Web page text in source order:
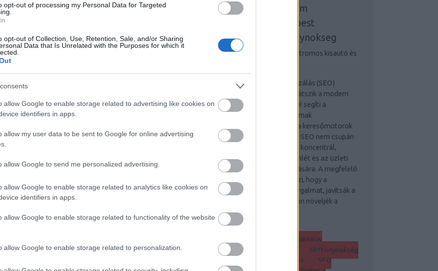
opt-out of processing my Personal Data for Targeted
opt-out of Collection, Use, Retention, Sale, and/or Sharing
Data that Is Unrelated with the Purposes for which it
allow Google to enable storage related to advertising like cookies on
identifiers in apps.
allow my user data to be sent to Google for online advertising
allow Google to send me personalized advertising.
allow Google to enable storage related to analytics like cookies on
identifiers in apps.
allow Google to enable storage related to functionality of the website
allow Google to enable storage related to personalization.
potenciálját, javítsa életminőségét és
Miért fontos az önfejlesztés?
önmagukat, felismerjék és fejlesszék
képességeiket, valamint megvalósítsák saját
teszi számukra, hogy túllépjenek korlátaikon
személyes kapcsolatok javítása vagy
Jobb döntéshozatal és problémamegoldás
Az önfejlesztéssel együtt járó tudatosság és
jobban felmérni saját érzéseiket,
teszi számukra, hogy informáltabb és
Angolnyelvtanfolyam
Futesszerelesbudapest
Keresomarketingugynokseg
Szonyegtisztitas
Elektromos kisautó és
A stratégiai keresőoptimalizálás (SEO)
kulcsfontosságú szerepet játszik a modern
digitális marketingben, mivel segíti a
weboldalak és online tartalmak
láthatóságának növelését a keresőmotorok
találati listáján. A stratégiai SEO nem csupán
a kulcsszavak használatára koncentrál,
hanem az egész online jelenlét és az üzleti
célok szoros összekapcsolására. A megfelelő
SEO stratégia lehetővé teszi, hogy a
vállalkozások növeljék a forgalmat, javítsák a
konverziókat, és végső soron növeljék a
bevételeiket.
Keresőoptimalizálás
Ügynökségek és Linképítés
SEO ügynökség
– A hatékony linképítés kulcsa
SEO